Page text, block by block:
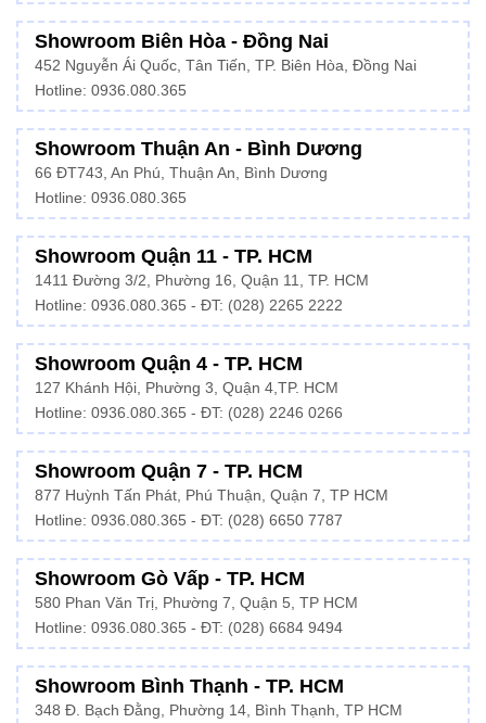
Showroom Biên Hòa - Đồng Nai
452 Nguyễn Ái Quốc, Tân Tiến, TP. Biên Hòa, Đồng Nai
Hotline: 0936.080.365
Showroom Thuận An - Bình Dương
66 ĐT743, An Phú, Thuận An, Bình Dương
Hotline: 0936.080.365
Showroom Quận 11 - TP. HCM
1411 Đường 3/2, Phường 16, Quận 11, TP. HCM
Hotline: 0936.080.365 - ĐT: (028) 2265 2222
Showroom Quận 4 - TP. HCM
127 Khánh Hội, Phường 3, Quận 4,TP. HCM
Hotline: 0936.080.365 - ĐT: (028) 2246 0266
Showroom Quận 7 - TP. HCM
877 Huỳnh Tấn Phát, Phú Thuận, Quận 7, TP HCM
Hotline: 0936.080.365 - ĐT: (028) 6650 7787
Showroom Gò Vấp - TP. HCM
580 Phan Văn Trị, Phường 7, Quận 5, TP HCM
Hotline: 0936.080.365 - ĐT: (028) 6684 9494
Showroom Bình Thạnh - TP. HCM
348 Đ. Bạch Đằng, Phường 14, Bình Thạnh, TP HCM